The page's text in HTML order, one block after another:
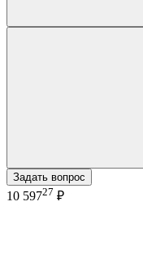
Задать вопрос
10 59727 ₽